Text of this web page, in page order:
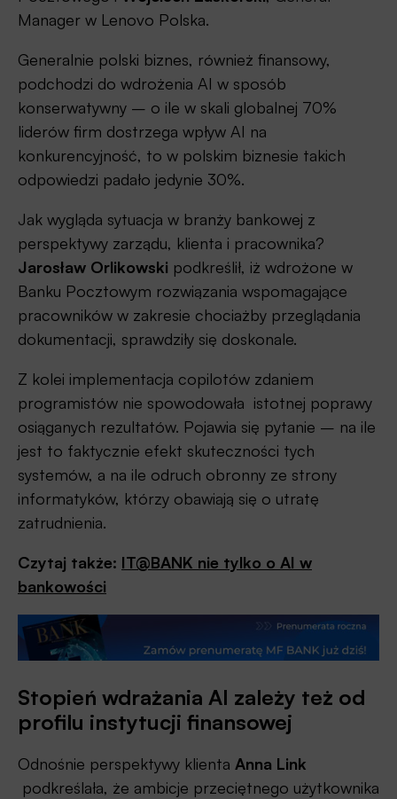
Manager w Lenovo Polska.
Generalnie polski biznes, również finansowy,
podchodzi do wdrożenia AI w sposób
konserwatywny – o ile w skali globalnej 70%
liderów firm dostrzega wpływ AI na
konkurencyjność, to w polskim biznesie takich
odpowiedzi padało jedynie 30%.
Jak wygląda sytuacja w branży bankowej z
perspektywy zarządu, klienta i pracownika?
Jarosław Orlikowski podkreślił, iż wdrożone w
Banku Pocztowym rozwiązania wspomagające
pracowników w zakresie chociażby przeglądania
dokumentacji, sprawdziły się doskonale.
Z kolei implementacja copilotów zdaniem
programistów nie spowodowała istotnej poprawy
osiąganych rezultatów. Pojawia się pytanie – na ile
jest to faktycznie efekt skuteczności tych
systemów, a na ile odruch obronny ze strony
informatyków, którzy obawiają się o utratę
zatrudnienia.
Czytaj także: IT@BANK nie tylko o AI w
bankowości
Stopień wdrażania AI zależy też od
profilu instytucji finansowej
Odnośnie perspektywy klienta Anna Link
podkreślała, że ambicje przeciętnego użytkownika